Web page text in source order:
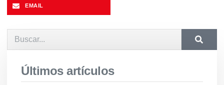
EMAIL
Últimos artículos